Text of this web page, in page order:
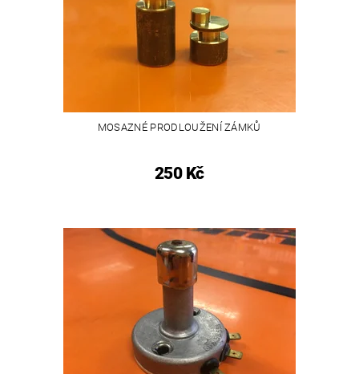
MOSAZNÉ PRODLOUŽENÍ ZÁMKŮ
250 Kč